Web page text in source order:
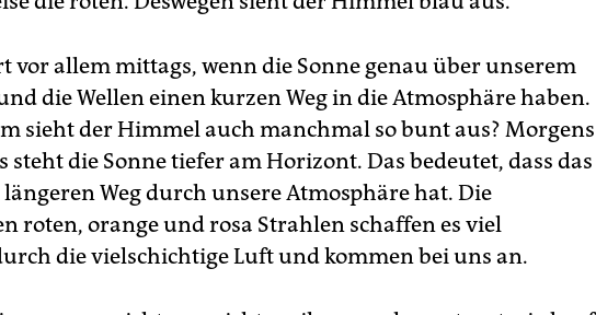
vor allem mittags, wenn die Sonne genau über unserem
die Wellen einen kurzen Weg in die Atmosphäre haben.
sieht der Himmel auch manchmal so bunt aus? Morgens
steht die Sonne tiefer am Horizont. Das bedeutet, dass das
Weg durch unsere Atmosphäre hat. Die
roten, orange und rosa Strahlen schaffen es viel
die vielschichtige Luft und kommen bei uns an.